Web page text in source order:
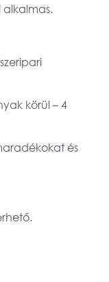
körül – 4
és